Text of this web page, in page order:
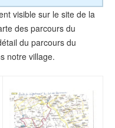
visible sur le site de la
des parcours du
du parcours du
notre village.